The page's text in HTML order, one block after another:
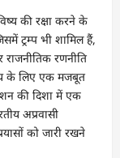
की रक्षा करने के
ट्रम्प भी शामिल हैं,
रणनीति
के लिए एक मजबूत
की दिशा में एक
अप्रवासी
को जारी रखने